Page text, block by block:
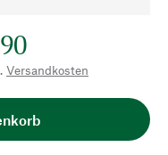
Versandkosten